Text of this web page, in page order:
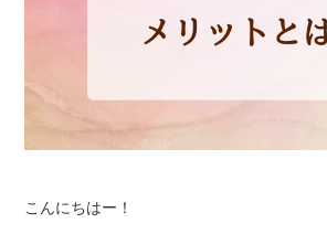
こんにちはー！